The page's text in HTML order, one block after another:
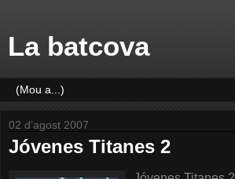
La batcova
02 d’agost 2007
Jóvenes Titanes 2